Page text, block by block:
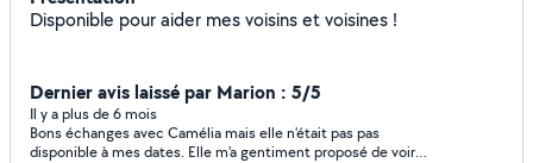
Disponible pour aider mes voisins et voisines !
Dernier avis laissé par Marion : 5/5
Il y a plus de 6 mois
Bons échanges avec Camélia mais elle n'était pas pas
disponible à mes dates. Elle m'a gentiment proposé de voir